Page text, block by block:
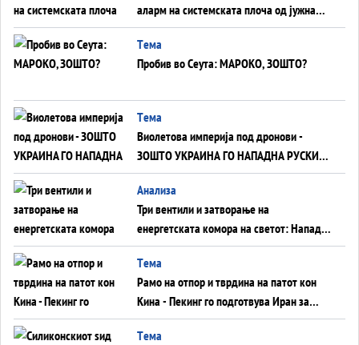
аларм на системската плоча од јужна
Германија до Црното Море...
Tема
Пробив во Сеута: МАРОКО, ЗОШТО?
Tема
Виолетова империја под дронови -
ЗОШТО УКРАИНА ГО НАПАДНА РУСКИОТ
WILDBERRIES
Aнализа
Три вентили и затворање на
енергетската комора на светот: Нападот
во Суец најавува глобален енергетски
инфаркт?
Tема
Рамо на отпор и тврдина на патот кон
Кина - Пекинг го подготвува Иран за
американска копнена инвазија
Tема